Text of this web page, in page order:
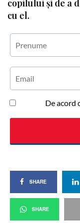
copilului și de a
cu el.
SHARE
SHARE